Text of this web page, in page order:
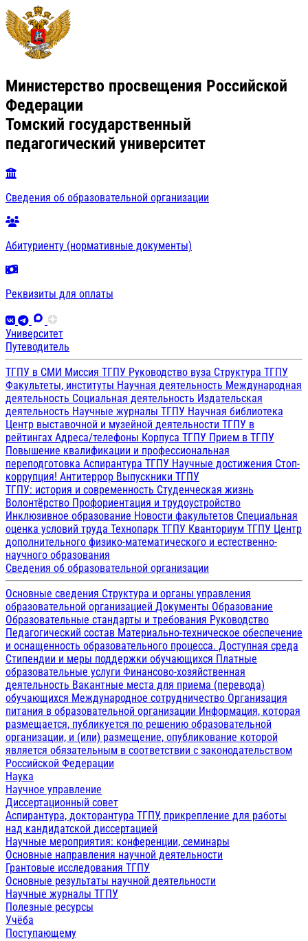
Министерство просвещения Российской
Федерации
Томский государственный
педагогический университет
Сведения об образовательной организации
Абитуриенту (нормативные документы)
Реквизиты для оплаты
Университет
Путеводитель
ТГПУ в СМИ Миссия ТГПУ Руководство вуза Структура ТГПУ
Факультеты, институты Научная деятельность Международная
деятельность Социальная деятельность Издательская
деятельность Научные журналы ТГПУ Научная библиотека
Центр выставочной и музейной деятельности ТГПУ в
рейтингах Адреса/телефоны Корпуса ТГПУ Прием в ТГПУ
Повышение квалификации и профессиональная
переподготовка Аспирантура ТГПУ Научные достижения Стоп-
коррупция! Антитеррор Выпускники ТГПУ
ТГПУ: история и современность Студенческая жизнь
Волонтёрство Профориентация и трудоустройство
Инклюзивное образование Новости факультетов Специальная
оценка условий труда Технопарк ТГПУ Кванториум ТГПУ Центр
дополнительного физико-математического и естественно-
научного образования
Сведения об образовательной организации
Основные сведения Структура и органы управления
образовательной организацией Документы Образование
Образовательные стандарты и требования Руководство
Педагогический состав Материально-техническое обеспечение
и оснащенность образовательного процесса. Доступная среда
Стипендии и меры поддержки обучающихся Платные
образовательные услуги Финансово-хозяйственная
деятельность Вакантные места для приема (перевода)
обучающихся Международное сотрудничество Организация
питания в образовательной организации Информация, которая
размещается, публикуется по решению образовательной
организации, и (или) размещение, опубликование которой
является обязательным в соответствии с законодательством
Российской Федерации
Наука
Научное управление
Диссертационный совет
Аспирантура, докторантура ТГПУ, прикрепление для работы
над кандидатской диссертацией
Научные мероприятия: конференции, семинары
Основные направления научной деятельности
Грантовые исследования ТГПУ
Основные результаты научной деятельности
Научные журналы ТГПУ
Полезные ресурсы
Учёба
Поступающему